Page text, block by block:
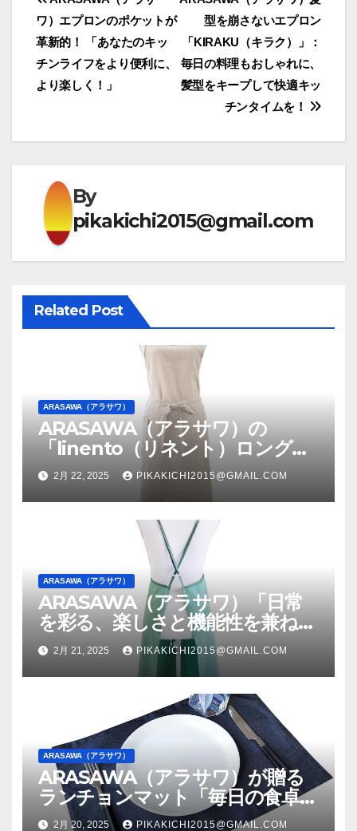
稿
ナ
ビ
ゲ
シ
ョ
ン
型を崩さないエプロン
「KIRAKU（キラク）」：
毎日の料理もおしゃれに、
髪型をキープして快適キッ
チンタイムを！
ワ）エプロンのポケットが
革新的！ 「あなたのキッ
チンライフをより便利に、
より楽しく！」
By
pikakichi2015@gmail.com
Related Post
ARASAWA（アラサワ）
ARASAWA（アラサワ）の
「linento（リネント）ロング丈
エプロン」ナチュラルな風合い
が魅力
2月 22, 2025 PIKAKICHI2015@GMAIL.COM
ARASAWA（アラサワ）
ARASAWA（アラサワ）「日常
を彩る、楽しさと機能性を兼ね備
えたKIRAKUエプロンミント！」
2月 21, 2025 PIKAKICHI2015@GMAIL.COM
ARASAWA（アラサワ）
ARASAWA（アラサワ）が贈る
ランチョンマット「毎日の食卓
を、デニムシリーズでより特別
2月 20, 2025 PIKAKICHI2015@GMAIL.COM